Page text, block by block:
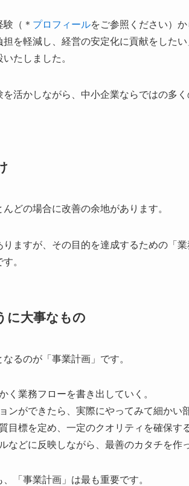
（＊ プロフィールをご参照ください）
を軽減し、経営の安定化に貢献をした
たしました。
を活かしながら、中小企業ならではの多
どの場合に改善の余地があります。
ますが、その目的を達成するための「
。
に大事なもの
るのが「事業計画」です。
く業務フローを書き出していく。
ンができたら、実際にやってみて細かい
目標を定め、一定のクオリティを確保す
などに反映しながら、最善のカタチを作
「事業計画」は最も重要です。